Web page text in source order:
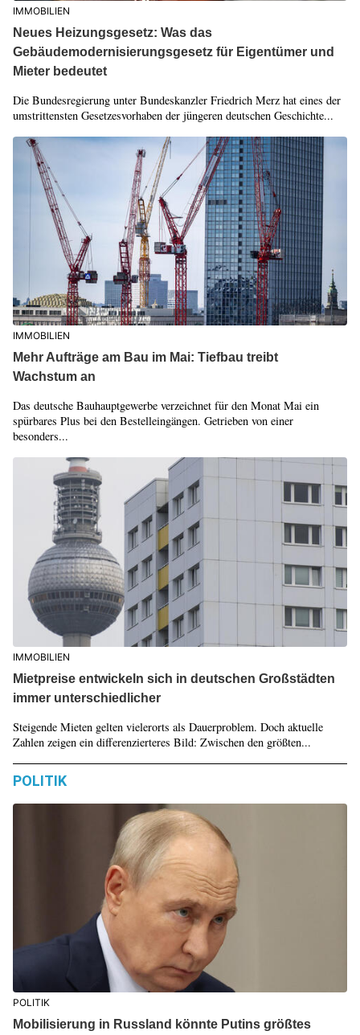
IMMOBILIEN
Neues Heizungsgesetz: Was das
Gebäudemodernisierungsgesetz für Eigentümer und
Mieter bedeutet
Die Bundesregierung unter Bundeskanzler Friedrich Merz hat eines der
umstrittensten Gesetzesvorhaben der jüngeren deutschen Geschichte...
IMMOBILIEN
Mehr Aufträge am Bau im Mai: Tiefbau treibt
Wachstum an
Das deutsche Bauhauptgewerbe verzeichnet für den Monat Mai ein
spürbares Plus bei den Bestelleingängen. Getrieben von einer
besonders...
IMMOBILIEN
Mietpreise entwickeln sich in deutschen Großstädten
immer unterschiedlicher
Steigende Mieten gelten vielerorts als Dauerproblem. Doch aktuelle
Zahlen zeigen ein differenzierteres Bild: Zwischen den größten...
POLITIK
POLITIK
Mobilisierung in Russland könnte Putins größtes